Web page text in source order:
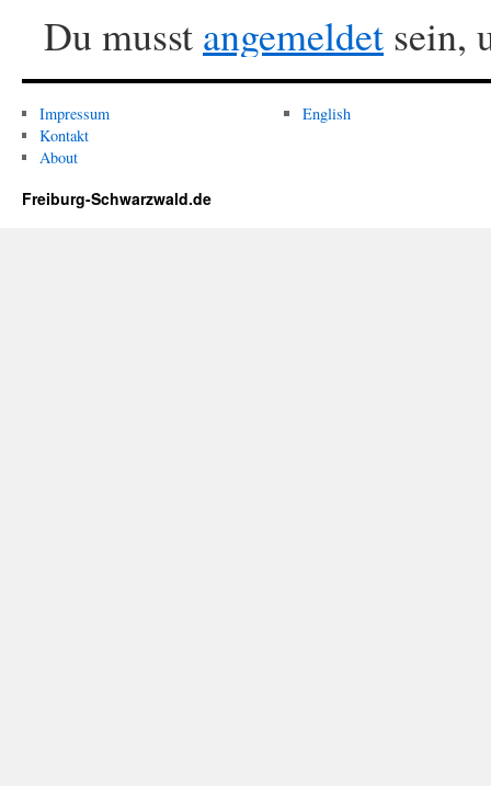
Du musst angemeldet sein,
Impressum
Kontakt
About
English
Freiburg-Schwarzwald.de